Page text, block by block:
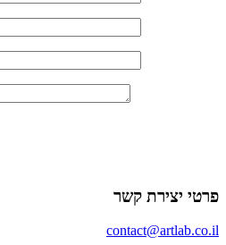
פרטי יצירת קשר
contact@artlab.co.il